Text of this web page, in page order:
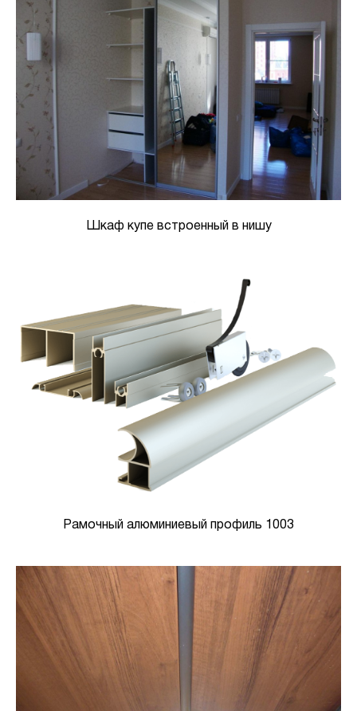
Шкаф купе встроенный в нишу
Рамочный алюминиевый профиль 1003